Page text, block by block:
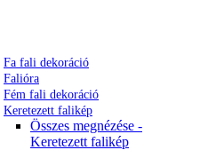
Fa fali dekoráció
Falióra
Fém fali dekoráció
Keretezett falikép
Összes megnézése -
Keretezett falikép